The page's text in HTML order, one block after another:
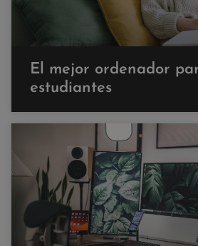
El mejor ordenador
estudiantes